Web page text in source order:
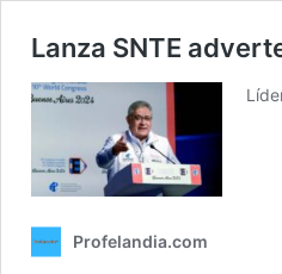
Lanza SNTE
Profelandia.com